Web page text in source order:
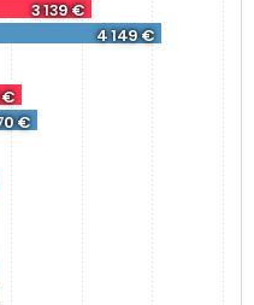
3 139 €
€
4 149 €
€